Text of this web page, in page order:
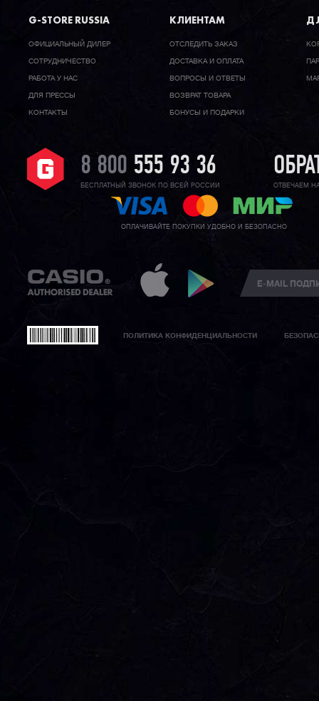
G-STORE RUSSIA
ОФИЦИАЛЬНЫЙ ДИЛЕР
CОТРУДНИЧЕСТВО
РАБОТА У НАС
ДЛЯ ПРЕССЫ
КОНТАКТЫ
КЛИЕНТАМ
ОТСЛЕДИТЬ ЗАКАЗ
ДОСТАВКА И ОПЛАТА
ВОПРОСЫ И ОТВЕТЫ
ВОЗВРАТ ТОВАРА
БОНУСЫ И ПОДАРКИ
8 800 555 93 36
БЕСПЛАТНЫЙ ЗВОНОК ПО ВСЕЙ РОССИИ ОТВЕЧАЕМ
ОПЛАЧИВАЙТЕ ПОКУПКИ УДОБНО И БЕЗОПАСНО
ПОЛИТИКА КОНФИДЕНЦИАЛЬНОСТИ